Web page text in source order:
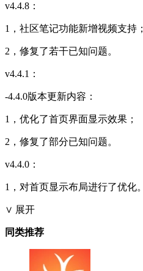
v4.4.8：
1，社区笔记功能新增视频支持；
2，修复了若干已知问题。
v4.4.1：
-4.4.0版本更新内容：
1，优化了首页界面显示效果；
2，修复了部分已知问题。
v4.4.0：
1，对首页显示布局进行了优化。
∨ 展开
同类推荐